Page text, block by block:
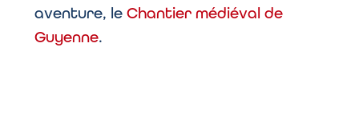
aventure, le Chantier médiéval de
Guyenne.